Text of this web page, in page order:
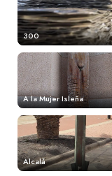
300
A la Mujer Isleña
Alcalá